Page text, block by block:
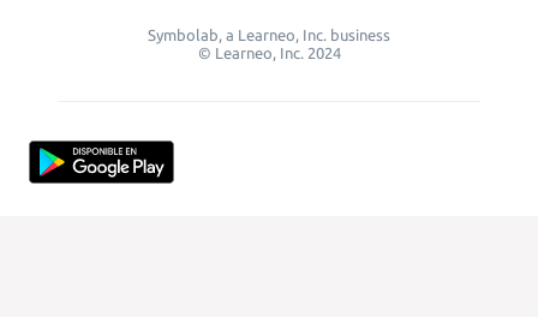
Symbolab, a Learneo, Inc. business
© Learneo, Inc. 2024